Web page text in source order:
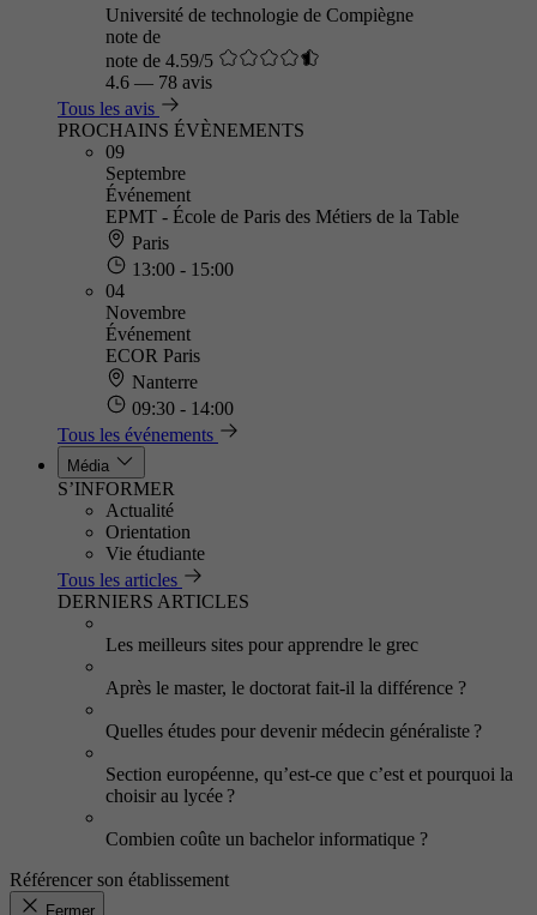
Université de technologie de Compiègne
note de
note de 4.59/5
4.6 — 78 avis
Tous les avis
PROCHAINS ÉVÈNEMENTS
09
Septembre
Événement
EPMT - École de Paris des Métiers de la Table
Paris
13:00 - 15:00
04
Novembre
Événement
ECOR Paris
Nanterre
09:30 - 14:00
Tous les événements
Média
S’INFORMER
Actualité
Orientation
Vie étudiante
Tous les articles
DERNIERS ARTICLES
Les meilleurs sites pour apprendre le grec
Après le master, le doctorat fait-il la différence ?
Quelles études pour devenir médecin généraliste ?
Section européenne, qu’est-ce que c’est et pourquoi la
choisir au lycée ?
Combien coûte un bachelor informatique ?
Référencer son établissement
Fermer